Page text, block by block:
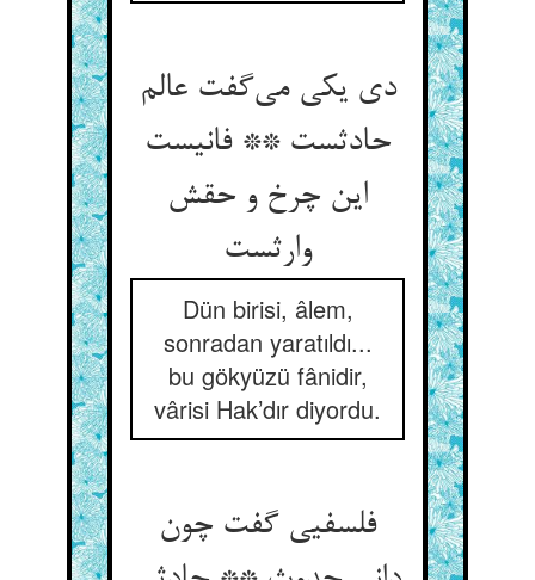
دی یکی می‌گفت عالم
حادثست ** فانیست
این چرخ و حقش
وارثست
Dün birisi, âlem,
sonradan yaratıldı...
bu gökyüzü fânidir,
vârisi Hak’dır diyordu.
فلسفیی گفت چون